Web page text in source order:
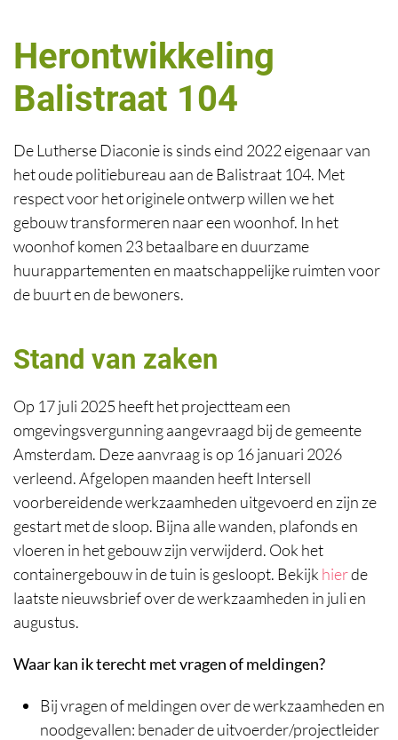
Skip to main content
Herontwikkeling
Balistraat 104
De Lutherse Diaconie is sinds eind 2022 eigenaar van
het oude politiebureau aan de Balistraat 104. Met
respect voor het originele ontwerp willen we het
gebouw transformeren naar een woonhof. In het
woonhof komen 23 betaalbare en duurzame
huurappartementen en maatschappelijke ruimten voor
de buurt en de bewoners.
Stand van zaken
Op 17 juli 2025 heeft het projectteam een
omgevingsvergunning aangevraagd bij de gemeente
Amsterdam. Deze aanvraag is op 16 januari 2026
verleend.Afgelopen maanden heeft Intersell
voorbereidende werkzaamheden uitgevoerd en zijn ze
gestart met de sloop. Bijna alle wanden, plafonds en
vloeren in het gebouw zijn verwijderd. Ook het
containergebouw in de tuin is gesloopt. Bekijk hierde
laatste nieuwsbrief over de werkzaamheden in juli en
augustus.
Waar kan ik terecht met vragen of meldingen?
Bij vragen of meldingen over de werkzaamheden en
noodgevallen: benader de uitvoerder/projectleider